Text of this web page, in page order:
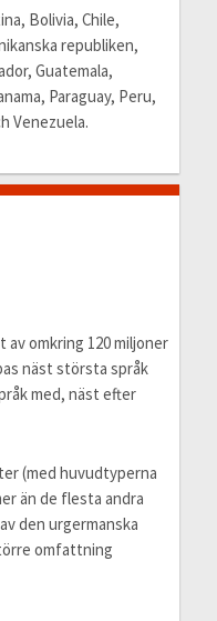
Bolivia, Chile,
republiken,
Guatemala,
Paraguay, Peru,
Venezuela.
omkring 120 miljoner
näst största språk
med, näst efter
(med huvudtyperna
än de flesta andra
den urgermanska
omfattning